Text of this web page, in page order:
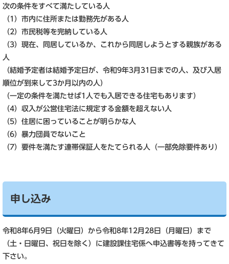
次の条件をすべて満たしている人
（1）市内に住所または勤務先がある人
（2）市民税等を完納している人
（3）現在、同居しているか、これから同居しようとする親族がある
人
（結婚予定者は結婚予定日が、令和9年3月31日までの人、及び入居
順位が到来して3か月以内の人）
（一定の条件を満たせば1人でも入居できる住宅もあります）
（4）収入が公営住宅法に規定する金額を超えない人
（5）住居に困っていることが明らかな人
（6）暴力団員でないこと
（7）要件を満たす連帯保証人をたてられる人（一部免除要件あり）
申し込み
令和8年6月9日（火曜日）から令和8年12月28日（月曜日）まで
（土・日曜日、祝日を除く）に建設課住宅係へ申込書等を持ってきて
下さい。